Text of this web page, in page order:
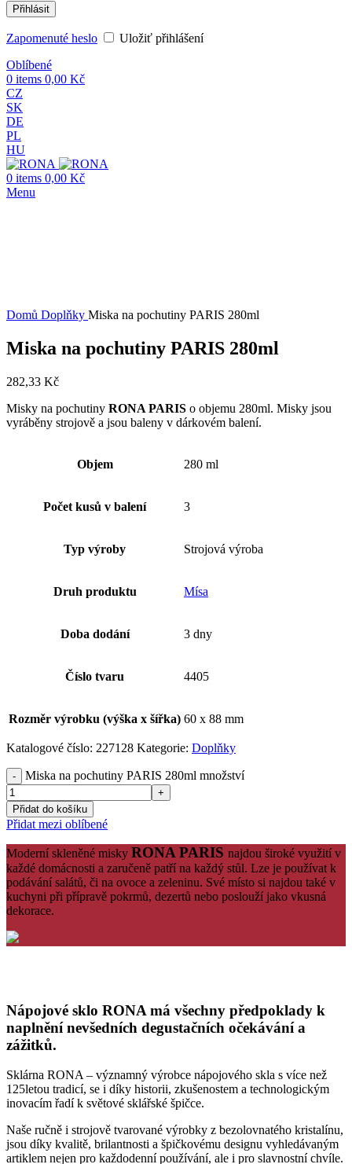
Přihlásit
Zapomenuté heslo
Uložiť přihlášení
Oblíbené
0 items 0,00 Kč
CZ
SK
DE
PL
HU
0 items 0,00 Kč
Menu
Domů Doplňky Miska na pochutiny PARIS 280ml
Miska na pochutiny PARIS 280ml
282,33 Kč
Misky na pochutiny RONA PARIS o objemu 280ml. Misky jsou
vyráběny strojově a jsou baleny v dárkovém balení.
Objem 280 ml
Počet kusů v balení 3
Typ výroby Strojová výroba
Druh produktu Mísa
Doba dodání 3 dny
Číslo tvaru 4405
Rozměr výrobku (výška x šířka) 60 x 88 mm
Katalogové číslo: 227128 Kategorie: Doplňky
Miska na pochutiny PARIS 280ml množství
Přidat do košíku
Přidat mezi oblíbené
Moderní skleněné misky RONA PARIS najdou široké využití v
každé domácnosti a zaručeně patří na každý stůl. Lze je používat k
podávání salátů, či na ovoce a zeleninu. Své místo si najdou také v
kuchyni při přípravě pokrmů, dezertů nebo poslouží jako vkusná
dekorace.
Nápojové sklo RONA má všechny předpoklady k
naplnění nevšedních degustačních očekávání a
zážitků.
Sklárna RONA – významný výrobce nápojového skla s více než
125letou tradicí, se i díky historii, zkušenostem a technologickým
inovacím řadí k světové sklářské špičce.
Naše ručně i strojově tvarované výrobky z bezolovnatého kristalínu,
jsou díky kvalitě, brilantnosti a špičkovému designu vyhledávaným
artiklem nejen pro každodenní používání, ale i pro slavnostní chvíle.